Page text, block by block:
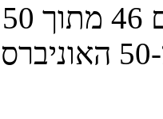
העולמיות המובילות